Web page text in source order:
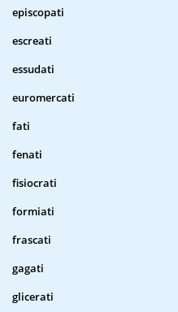
episcopati
escreati
essudati
euromercati
fati
fenati
fisiocrati
formiati
frascati
gagati
glicerati